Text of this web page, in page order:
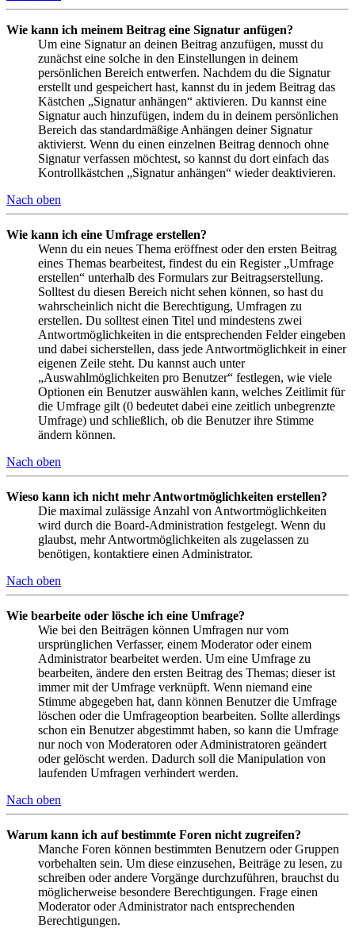
Wie kann ich meinem Beitrag eine Signatur anfügen?
Um eine Signatur an deinen Beitrag anzufügen, musst du
zunächst eine solche in den Einstellungen in deinem
persönlichen Bereich entwerfen. Nachdem du die Signatur
erstellt und gespeichert hast, kannst du in jedem Beitrag das
Kästchen „Signatur anhängen“ aktivieren. Du kannst eine
Signatur auch hinzufügen, indem du in deinem persönlichen
Bereich das standardmäßige Anhängen deiner Signatur
aktivierst. Wenn du einen einzelnen Beitrag dennoch ohne
Signatur verfassen möchtest, so kannst du dort einfach das
Kontrollkästchen „Signatur anhängen“ wieder deaktivieren.
Nach oben
Wie kann ich eine Umfrage erstellen?
Wenn du ein neues Thema eröffnest oder den ersten Beitrag
eines Themas bearbeitest, findest du ein Register „Umfrage
erstellen“ unterhalb des Formulars zur Beitragserstellung.
Solltest du diesen Bereich nicht sehen können, so hast du
wahrscheinlich nicht die Berechtigung, Umfragen zu
erstellen. Du solltest einen Titel und mindestens zwei
Antwortmöglichkeiten in die entsprechenden Felder eingeben
und dabei sicherstellen, dass jede Antwortmöglichkeit in einer
eigenen Zeile steht. Du kannst auch unter
„Auswahlmöglichkeiten pro Benutzer“ festlegen, wie viele
Optionen ein Benutzer auswählen kann, welches Zeitlimit für
die Umfrage gilt (0 bedeutet dabei eine zeitlich unbegrenzte
Umfrage) und schließlich, ob die Benutzer ihre Stimme
ändern können.
Nach oben
Wieso kann ich nicht mehr Antwortmöglichkeiten erstellen?
Die maximal zulässige Anzahl von Antwortmöglichkeiten
wird durch die Board-Administration festgelegt. Wenn du
glaubst, mehr Antwortmöglichkeiten als zugelassen zu
benötigen, kontaktiere einen Administrator.
Nach oben
Wie bearbeite oder lösche ich eine Umfrage?
Wie bei den Beiträgen können Umfragen nur vom
ursprünglichen Verfasser, einem Moderator oder einem
Administrator bearbeitet werden. Um eine Umfrage zu
bearbeiten, ändere den ersten Beitrag des Themas; dieser ist
immer mit der Umfrage verknüpft. Wenn niemand eine
Stimme abgegeben hat, dann können Benutzer die Umfrage
löschen oder die Umfrageoption bearbeiten. Sollte allerdings
schon ein Benutzer abgestimmt haben, so kann die Umfrage
nur noch von Moderatoren oder Administratoren geändert
oder gelöscht werden. Dadurch soll die Manipulation von
laufenden Umfragen verhindert werden.
Nach oben
Warum kann ich auf bestimmte Foren nicht zugreifen?
Manche Foren können bestimmten Benutzern oder Gruppen
vorbehalten sein. Um diese einzusehen, Beiträge zu lesen, zu
schreiben oder andere Vorgänge durchzuführen, brauchst du
möglicherweise besondere Berechtigungen. Frage einen
Moderator oder Administrator nach entsprechenden
Berechtigungen.